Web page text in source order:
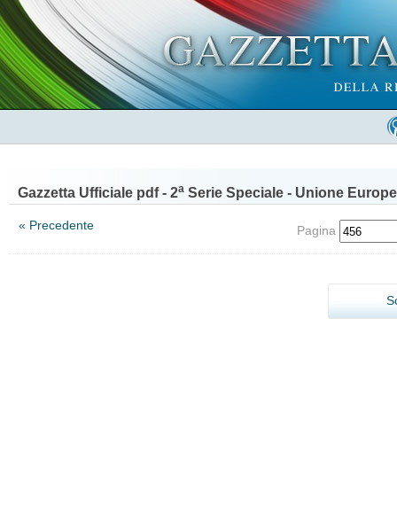
Gazzetta Ufficiale pdf - 2a Serie Speciale - Unione
« Precedente Pagina